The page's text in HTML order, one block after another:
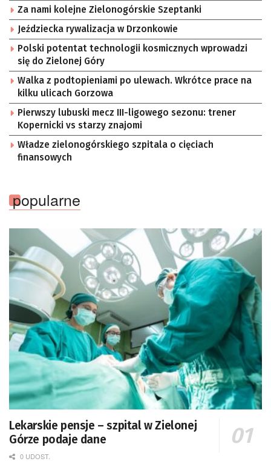
Za nami kolejne Zielonogórskie Szeptanki
Jeździecka rywalizacja w Drzonkowie
Polski potentat technologii kosmicznych wprowadzi
się do Zielonej Góry
Walka z podtopieniami po ulewach. Wkrótce prace na
kilku ulicach Gorzowa
Pierwszy lubuski mecz III-ligowego sezonu: trener
Kopernicki vs starzy znajomi
Władze zielonogórskiego szpitala o cięciach
finansowych
popularne
Lekarskie pensje – szpital w Zielonej
Górze podaje dane
0 UDOST.